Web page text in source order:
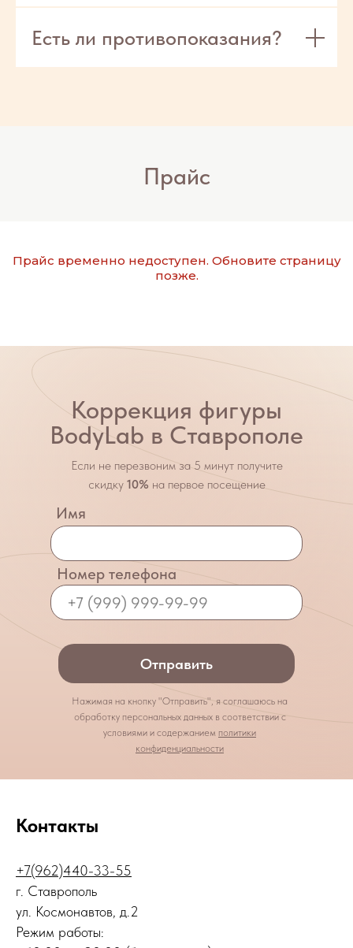
Позвонить
Акции
Главная Услуги
онлайн
запись
Есть ли противопоказания?
Прайс
Прайс временно недоступен. Обновите страницу
позже.
Коррекция фигуры
BodyLab в Ставрополе
Если не перезвоним за 5 минут получите
скидку 10% на первое посещение
Отправить
Имя
Номер телефона
Нажимая на кнопку "Отправить", я соглашаюсь на
обработку персональных данных в соответствии с
условиями и содержанием политики
конфиденциальности
Контакты
+7(962)440-33-55
г. Ставрополь
ул. Космонавтов, д.2
Режим работы: